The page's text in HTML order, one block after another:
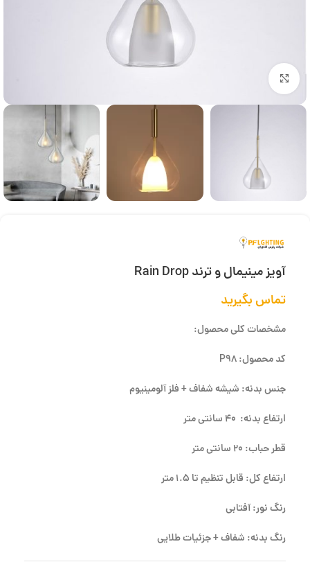
بزرگنمایی تصویر
آویز مینیمال و ترند Rain Drop
تماس بگیرید
مشخصات کلی محصول:
کد محصول: P98
جنس بدنه: شیشه شفاف + فلز آلومینیوم
ارتفاع بدنه: 40 سانتی متر
قطر حباب: 20 سانتی متر
ارتفاع کل: قابل تنظیم تا 1.5 متر
رنگ نور: آفتابی
رنگ بدنه: شفاف + جزئیات طلایی